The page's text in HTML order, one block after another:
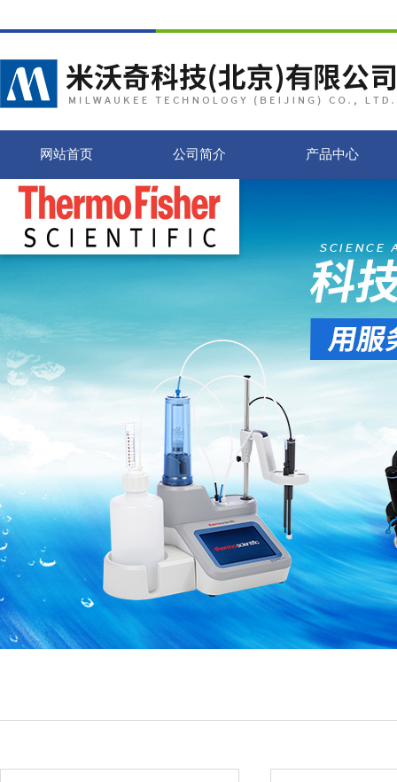
网站首页 公司简介 产品中心